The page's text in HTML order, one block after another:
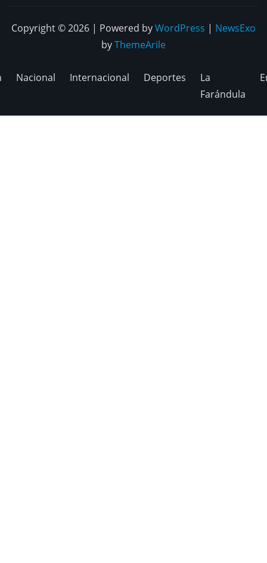
Copyright © 2026 | Powered byWordPress | NewsExo
byThemeArile
Nacional Internacional Deportes
La
Farándula